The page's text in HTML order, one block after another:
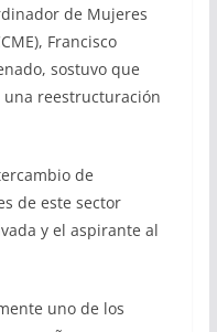
de Mujeres
Francisco
sostuvo que
reestructuración
de
de este sector
y el aspirante al
uno de los